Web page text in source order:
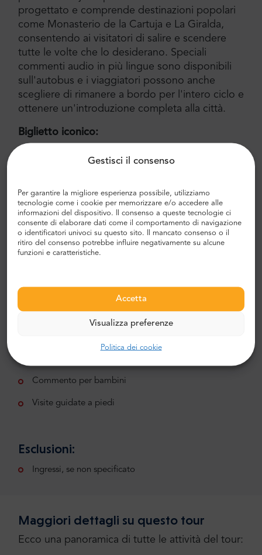
Gestisci il consenso
Per garantire la migliore esperienza possibile, utilizziamo
tecnologie come i cookie per memorizzare e/o accedere alle
informazioni del dispositivo. Il consenso a queste tecnologie ci
consente di elaborare dati come il comportamento di navigazione
o identificatori univoci su questo sito. Il mancato consenso o il
ritiro del consenso potrebbe influire negativamente su alcune
funzioni e caratteristiche.
Accetta
Visualizza preferenze
Politica dei cookie
progettato e comprende destinazioni popolari
come Monasterio de la Cartuja e La Giralda,
consentendo ai visitatori di salire e scendere
tutte le volte che lo desiderano. Speciali
commenti audio in più lingue sono disponibili
sull'autobus e i viaggiatori possono anche
scegliere di rimanere a bordo per l'intero ciclo e
ottenere un'introduzione completa alla città.
Biglietto iconico:
Tour in autobus hop-on hop-off di 24 ore
Due visite guidate a piedi
Ingresso al Pabellón de la Navegación
Ingresso alla Iglesia del Salvador
Ingresso alla Iglesia Santa Ana
Inclusioni:
italiano, olandese, ebraico, giapponese, cinese,
Commento per bambini
Visite guidate a piedi
Esclusioni:
Ingressi, se non specificato
Maggiori dettagli su questo tour
Ecco una panoramica di tutte le attività del tour: